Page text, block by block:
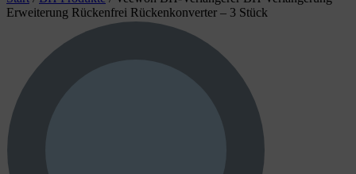
Erweiterung Rückenfrei Rückenkonverter – 3 Stück